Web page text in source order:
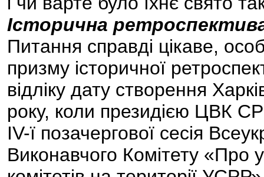
Історична
Питання справді цікаве,
призму історичної
відліку дату створення
року, коли президією ЦВК
IV-ї позачергової сесія
Виконавчого Комітету «Про